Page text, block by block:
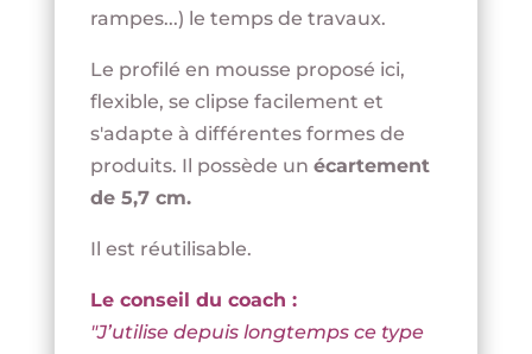
rampes...) le temps de travaux.
Le profilé en mousse proposé ici,
flexible, se clipse facilement et
s'adapte à différentes formes de
produits. Il possède un écartement
de 5,7 cm.
Il est réutilisable.
Le conseil du coach :
"J’utilise depuis longtemps ce type